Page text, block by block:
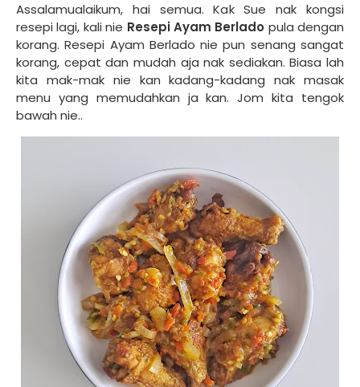
Assalamualaikum, hai semua. Kak Sue nak kongsi
resepi lagi, kali nie Resepi Ayam Berlado pula dengan
korang. Resepi Ayam Berlado nie pun senang sangat
korang, cepat dan mudah aja nak sediakan. Biasa lah
kita mak-mak nie kan kadang-kadang nak masak
menu yang memudahkan ja kan. Jom kita tengok
bawah nie..